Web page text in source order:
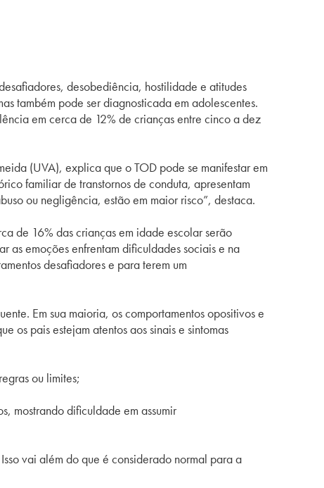
desobediência, hostilidade e atitudes
também pode ser diagnosticada em adolescentes.
em cerca de 12% de crianças entre cinco a dez
(UVA), explica que oTOD pode se manifestar em
familiar de transtornos de conduta, apresentam
ou negligência, estão em maior risco”, destaca.
de 16% das crianças em idade escolar serão
as emoções enfrentam dificuldades sociais e na
desafiadores e para terem um
Em sua maioria, os comportamentos opositivos e
os pais estejam atentos aos sinais e sintomas
ou limites;
mostrando dificuldade em assumir
vai além do que é considerado normal para a